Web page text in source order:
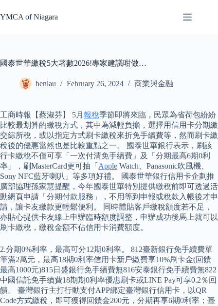
to
content
YMCA of Niagara
國泰世華繳稅5大著數2026!專家建議咁做…
benlau February 26, 2024 商業與金融
工商時報【蔡淑芬】 5月 報稅季節即將來臨，民眾為省荷包紛紛
比較最划算的繳稅方式，其中為減輕負擔，選擇用信用卡分期繳
交綜所稅，或以指定方式刷卡繳稅來折免手續費等，然而刷卡繳
稅後的優惠當然也是比較重點之一。 國泰世華銀行表示，刷該
行卡繳稅不僅可享「一次付清免手續費」及「分期最高6期0利
率」，刷MasterCard更可抽「 Apple Watch、Panasonic吹風機、
Sony NFC藍牙喇叭」等多項好禮。 國泰世華銀行信用卡企劃推
廣部協理孫家慧提醒，今年國泰世華特別提供繳稅前即可透過活
動網頁申請「分期付款服務」，不用等到申報或稅款入帳後才申
請，讓卡友繳款更輕鬆便利。 同時體貼客戶繳稅額度若不足，
亦貼心提供卡友線上申辦臨時額度調整，申辦成功後馬上就可以
刷卡繳稅，繳稅金額不佔信用卡消費額度。
2.分期0%利率，最高可分12期0利率。 812臺新銀行免手續費單
筆滿2萬元，最高18期0利率信用卡新戶繳費享10%刷卡金(回饋
最高1000元)815日盛銀行免手續費無816安泰銀行免手續費無822
中國信託免手續費18期期0利率優惠刷卡或LINE Pay可享0.2％回
饋。 臺灣銀行主打行動支付APP綁定臺灣銀行信用卡，以QR
Code方式繳稅，即可獲得回饋金200元，分期再享6期0利率；臺